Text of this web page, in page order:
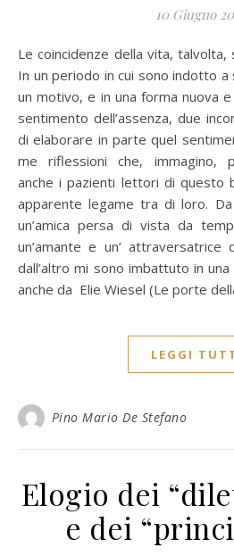
10 Giugno
Le coincidenze della vita, talvolta, sono veramente strane!
In un periodo in cui sono indotto
un motivo, e in una forma nuova
sentimento dell’assenza, due
di elaborare in parte quel
me riflessioni che, immagino,
anche i pazienti lettori di questo
apparente legame tra di loro.
un’amica persa di vista da
un’amante e un’
dall’altro mi sono imbattuto in
anche da Elie Wiesel (Le porte
LEGGI
Pino Mario De Stefano
Elogio dei
e dei